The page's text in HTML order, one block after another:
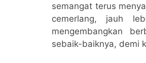
semangat terus
cemerlang, jauh
mengembangkan
sebaik-baiknya, demi